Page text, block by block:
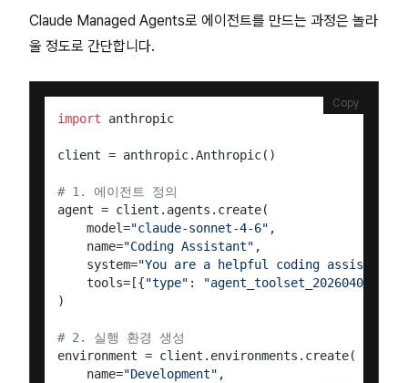
Claude Managed Agents로 에이전트를 만드는 과정은 놀라
울 정도로 간단합니다.
import anthropic
client = anthropic.Anthropic()
# 1. 에이전트 정의
agent = client.agents.create(
    model=
"claude-sonnet-4-6" ,
    name=
"Coding Assistant" ,
    system=
"You are a helpful coding assistant."
    tools=[{
"type" : "agent_toolset_20260401"
)
# 2. 실행 환경 생성
environment = client.environments.create(
    name=
"Development" ,
Copy